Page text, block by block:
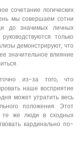
сочетание логических
мы совершаем сотни
до значимых личных
только
демонстрируют, что
значительное влияние
из-за того, что
наше восприятие
может утратить весь
положения. Этот
те же люди в сходных
кардинально по-